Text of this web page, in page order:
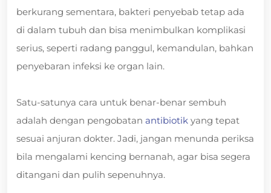
berkurang sementara, bakteri penyebab tetap ada
di dalam tubuh dan bisa menimbulkan komplikasi
serius, seperti radang panggul, kemandulan, bahkan
penyebaran infeksi ke organ lain.
Satu-satunya cara untuk benar-benar sembuh
adalah dengan pengobatan antibiotik yang tepat
sesuai anjuran dokter. Jadi, jangan menunda periksa
bila mengalami kencing bernanah, agar bisa segera
ditangani dan pulih sepenuhnya.